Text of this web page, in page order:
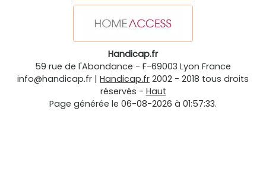
Handicap.fr
59 rue de l'Abondance - F-69003 Lyon France
info@handicap.fr | Handicap.fr 2002 - 2018 tous droits
réservés - Haut
Page générée le 06-08-2026 à 01:57:33.